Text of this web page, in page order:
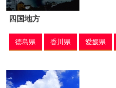
四国地方
徳島県 香川県 愛媛県